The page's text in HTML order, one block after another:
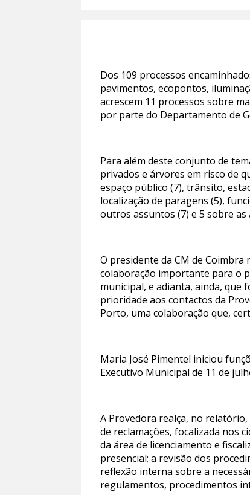
Dos 109 processos
pavimentos, ecopontos,
acrescem 11 processos sobre
por parte do Departamento de
Para além deste conjunto de
privados e árvores em risco de
espaço público (7), trânsito,
localização de paragens (5),
outros assuntos (7) e 5 sobre
O presidente da CM de
colaboração importante para o
municipal, e adianta, ainda, que
prioridade aos contactos da
Porto, uma colaboração que,
Maria José Pimentel iniciou
Executivo Municipal de 11 de
A Provedora realça, no
de reclamações, focalizada nos
da área de licenciamento e
presencial; a revisão dos
reflexão interna sobre a
regulamentos, procedimentos